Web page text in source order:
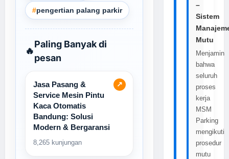
#pengertian palang parkir
🔥
Paling Banyak di
pesan
↗
Jasa Pasang &
Service Mesin Pintu
Kaca Otomatis
Bandung: Solusi
Modern & Bergaransi
8,265 kunjungan
–
Sistem
Mutu
Menjamin
bahwa
seluruh
proses
kerja
MSM
Parking
mengikuti
prosedur
mutu